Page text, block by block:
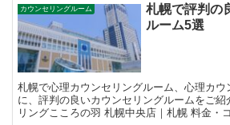
カウンセリングルーム
札幌で評判の
ルーム5選
札幌で心理カウンセリングルーム、心理カ
に、評判の良いカウンセリングルームをご
リングこころの羽 札幌中央店｜札幌 料金・コース ●対面・オンライ